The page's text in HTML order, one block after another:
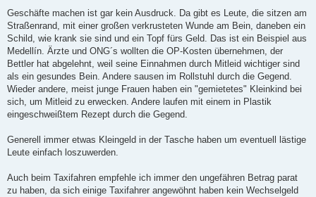
i
r
a
Geschäfte machen ist gar kein Ausdruck. Da gibt es Leute, die sitzen am
Straßenrand, mit einer großen verkrusteten Wunde am Bein, daneben ein
Schild, wie krank sie sind und ein Topf fürs Geld. Das ist ein Beispiel aus
Medellín. Ärzte und ONG´s wollten die OP-Kosten übernehmen, der
Bettler hat abgelehnt, weil seine Einnahmen durch Mitleid wichtiger sind
als ein gesundes Bein. Andere sausen im Rollstuhl durch die Gegend.
Wieder andere, meist junge Frauen haben ein "gemietetes" Kleinkind bei
sich, um Mitleid zu erwecken. Andere laufen mit einem in Plastik
eingeschweißtem Rezept durch die Gegend.
Generell immer etwas Kleingeld in der Tasche haben um eventuell lästige
Leute einfach loszuwerden.
Auch beim Taxifahren empfehle ich immer den ungefähren Betrag parat
zu haben, da sich einige Taxifahrer angewöhnt haben kein Wechselgeld